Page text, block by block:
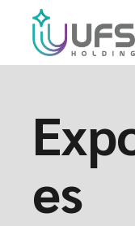
content
es